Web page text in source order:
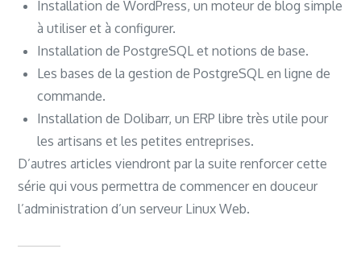
Installation de WordPress, un moteur de blog simple
à utiliser et à configurer.
Installation de PostgreSQL et notions de base.
Les bases de la gestion de PostgreSQL en ligne de
commande.
Installation de Dolibarr, un ERP libre très utile pour
les artisans et les petites entreprises.
D’autres articles viendront par la suite renforcer cette
série qui vous permettra de commencer en douceur
l’administration d’un serveur Linux Web.